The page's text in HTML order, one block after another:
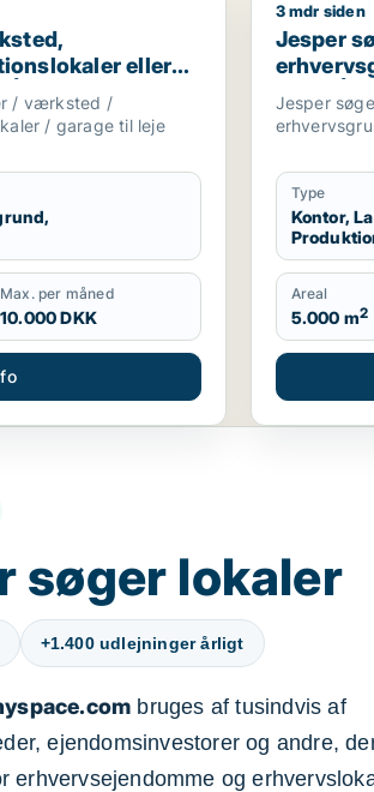
eller Hammel m.fl.
erhvervsgrund, produktionslokaler
eller
V eller
/ værksted /
/ garage til leje
Max. per måned
10.000 DKK
Jesper
3 mdr siden
Jesper
salg i
Jesper
Type
Kontor,
Areal
5.000 m2
søger lokaler
+1.400 udlejninger årligt
bruges af tusindvis af
ejendomsinvestorer og andre,
erhvervsejendomme og